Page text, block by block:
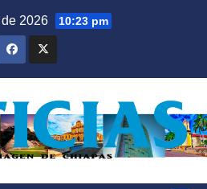
2026 10:23 pm